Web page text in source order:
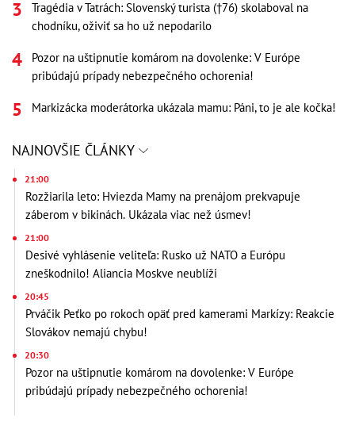
Tragédia v Tatrách: Slovenský turista (†76) skolaboval na
chodníku, oživiť sa ho už nepodarilo
Pozor na uštipnutie komárom na dovolenke: V Európe
pribúdajú prípady nebezpečného ochorenia!
Markizácka moderátorka ukázala mamu: Páni, to je ale kočka!
NAJNOVŠIE ČLÁNKY
21:00
Rozžiarila leto: Hviezda Mamy na prenájom prekvapuje
záberom v bikinách. Ukázala viac než úsmev!
21:00
Desivé vyhlásenie veliteľa: Rusko už NATO a Európu
zneškodnilo! Aliancia Moskve neublíži
20:45
Prváčik Peťko po rokoch opäť pred kamerami Markízy: Reakcie
Slovákov nemajú chybu!
20:30
Pozor na uštipnutie komárom na dovolenke: V Európe
pribúdajú prípady nebezpečného ochorenia!